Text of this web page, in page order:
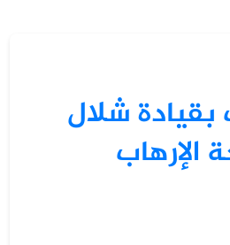
بقيادة شلال
الإرهاب